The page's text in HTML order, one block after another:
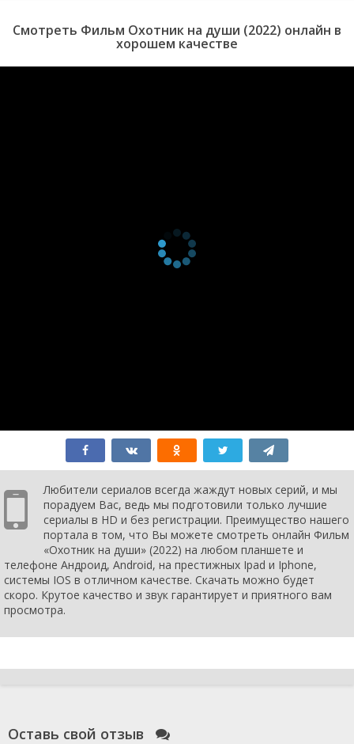
Смотреть Фильм Охотник на души (2022) онлайн в
хорошем качестве
Любители сериалов всегда жаждут новых серий, и мы
порадуем Вас, ведь мы подготовили только лучшие
сериалы в HD и без регистрации. Преимущество нашего
портала в том, что Вы можете смотреть онлайн Фильм
«Охотник на души» (2022) на любом планшете и
телефоне Андроид, Android, на престижных Ipad и Iphone,
системы IOS в отличном качестве. Скачать можно будет
скоро. Крутое качество и звук гарантирует и приятного вам
просмотра.
Оставь свой отзыв